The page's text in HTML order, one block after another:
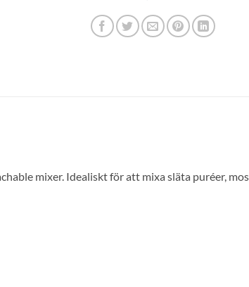
mixer. Idealiskt för att mixa släta puréer,